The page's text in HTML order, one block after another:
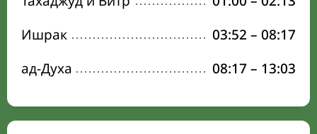
Ишрак
03:52 – 08:17
ад-Духа
08:17 – 13:03